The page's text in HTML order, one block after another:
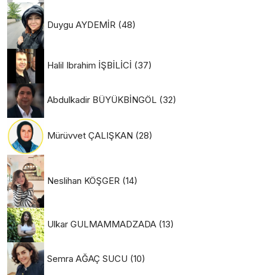
Duygu AYDEMİR (48)
Halil Ibrahim İŞBİLİCİ (37)
Abdulkadir BÜYÜKBİNGÖL (32)
Mürüvvet ÇALIŞKAN (28)
Neslihan KÖŞGER (14)
Ulkar GULMAMMADZADA (13)
Semra AĞAÇ SUCU (10)